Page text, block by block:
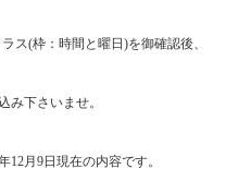
ス(枠：時間と曜日)を御確認後、
下さいませ。
月9日現在の内容です。